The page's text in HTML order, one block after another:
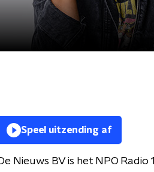
Speel uitzending af
Nieuws BV is het NPO